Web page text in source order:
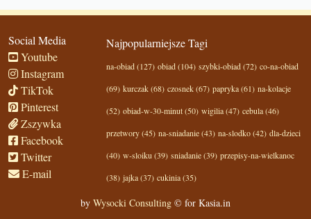
Social Media
Youtube
Instagram
TikTok
Pinterest
Zszywka
Facebook
Twitter
E-mail
Najpopularniejsze Tagi
na-obiad (127) obiad (104) szybki-obiad (72) co-na-obiad
(69) kurczak (68) czosnek (67) papryka (61) na-kolacje
(52) obiad-w-30-minut (50) wigilia (47) cebula (46)
przetwory (45) na-sniadanie (43) na-slodko (42) dla-dzieci
(40) w-sloiku (39) sniadanie (39) przepisy-na-wielkanoc
(38) jajka (37) cukinia (35)
by Wysocki Consulting© for Kasia.in